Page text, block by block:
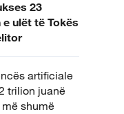
23
ulët të Tokës
artificiale
trilion juanë
shumë